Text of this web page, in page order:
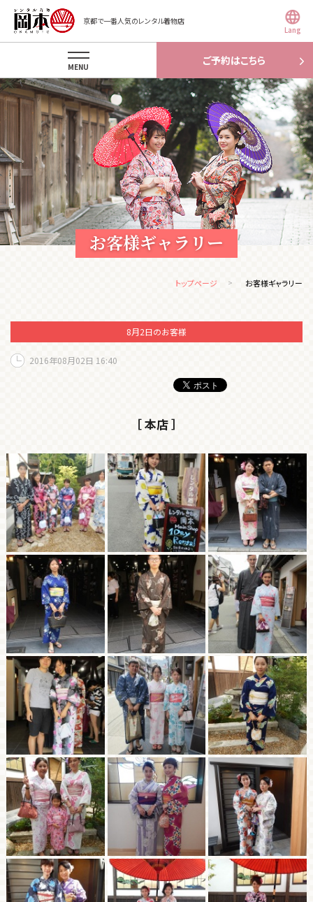
京都で一番人気のレンタル着物店
Lang
ご予約はこちら
MENU
お客様ギャラリー
トップページ お客様ギャラリー
8月2日のお客様
2016年08月02日 16:40
［ 本店 ］